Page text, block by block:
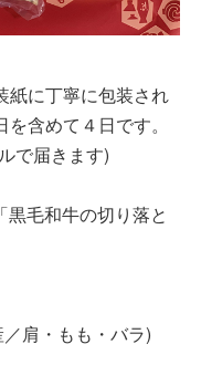
紙に丁寧に包装され
含めて４日です。
で届きます)
毛和牛の切り落と
肩・もも・バラ)